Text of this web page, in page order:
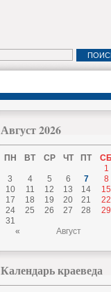
Август 2026
ПН ВТ СР ЧТ ПТ
1
3
4 5 6 7 8
10
11 12 13 14 15
17
18 19 20 21 22
24
25 26 27 28 29
31
«
Август
Календарь краеведа